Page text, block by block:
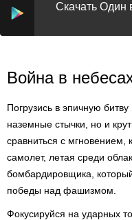
Скачать Один
Война в
Погрузись в эпичную
наземные стычки, но и
сравниться с мгновением,
самолет, летая среди
бомбардировщика,
победы над фашизмом.
Фокусируйся на ударных